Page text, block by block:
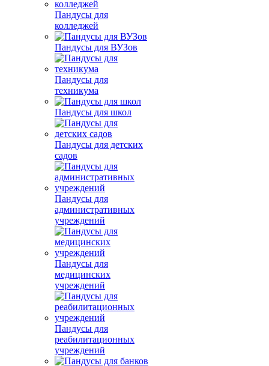
Пандусы для
колледжей
Пандусы для ВУЗов
Пандусы для
техникума
Пандусы для школ
Пандусы для детских
садов
Пандусы для
административных
учреждений
Пандусы для
медицинских
учреждений
Пандусы для
реабилитационных
учреждений